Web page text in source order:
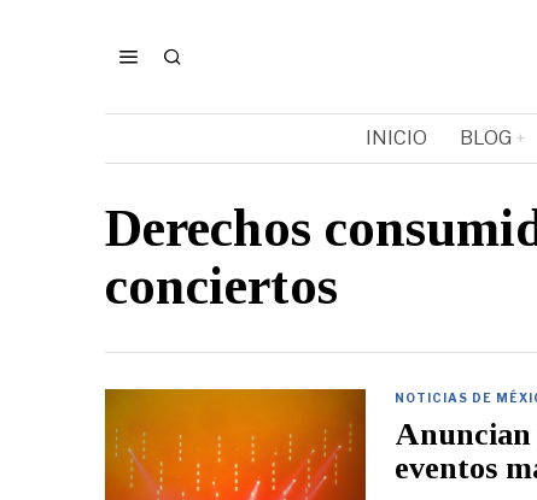
INICIO BLOG
Derechos
conciertos
NOTICIAS DE
Anuncian
eventos